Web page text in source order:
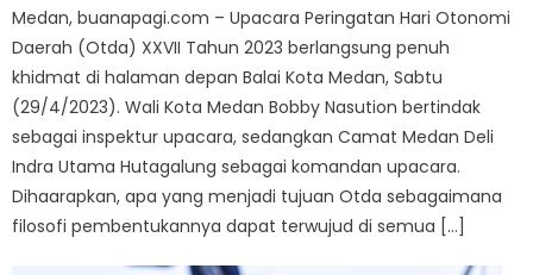
Medan, buanapagi.com – Upacara Peringatan Hari Otonomi
Daerah (Otda) XXVII Tahun 2023 berlangsung penuh
khidmat di halaman depan Balai Kota Medan, Sabtu
(29/4/2023). Wali Kota Medan Bobby Nasution bertindak
sebagai inspektur upacara, sedangkan Camat Medan Deli
Indra Utama Hutagalung sebagai komandan upacara.
Dihaarapkan, apa yang menjadi tujuan Otda sebagaimana
filosofi pembentukannya dapat terwujud di semua […]